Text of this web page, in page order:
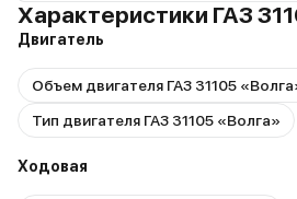
Характеристики ГАЗ
Двигатель
Объем двигателя ГАЗ 31105
Тип двигателя ГАЗ 31105 «Волга»
Ходовая